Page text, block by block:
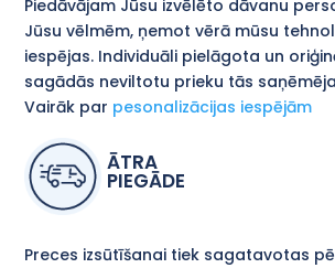
Piedāvājam Jūsu izvēlēto dāvanu
Jūsu vēlmēm, ņemot vērā mūsu
iespējas. Individuāli pielāgota un
sagādās neviltotu prieku tās
Vairāk par pesonalizācijas iespējām
ĀTRA
PIEGĀDE
Preces izsūtīšanai tiek sagatavotas